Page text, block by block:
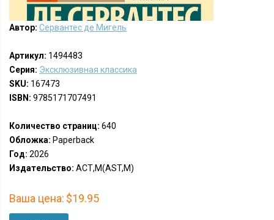
Автор: Сервантес де Мигель
Артикул: 1494483
Серия: Эксклюзивная классика
SKU: 167473
ISBN: 9785171707491
Количество страниц: 640
Обложка: Paperback
Год: 2026
Издательство: АСТ,М(AST,M)
Ваша цена: $19.95